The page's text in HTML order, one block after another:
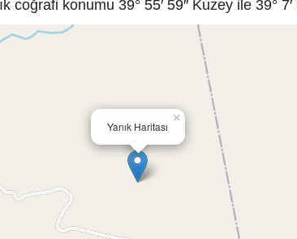
coğrafi konumu 39° 55′ 59″ Kuzey ile 39°
Yanık Haritası
×